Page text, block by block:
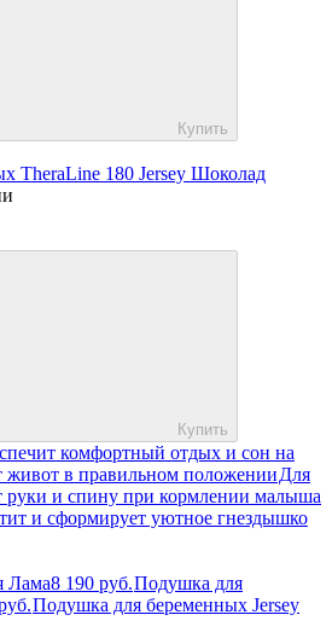
Купить
TheraLine 180 Jersey Шоколад
Купить
комфортный отдых и сон на
живот в правильном положенииДля
руки и спину при кормлении малыша
и сформирует уютное гнездышко
Лама8 190 руб.Подушка для
Подушка для беременных Jersey